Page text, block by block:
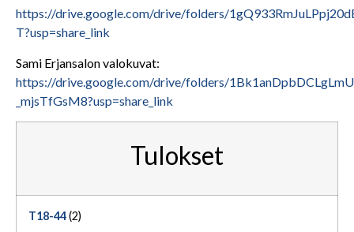
https://drive.google.com/drive/folders/
T?usp=share_link
Sami Erjansalon valokuvat:
https://drive.google.com/drive/folders/
_mjsTfGsM8?usp=share_link
Tulokset
T18-44(2)